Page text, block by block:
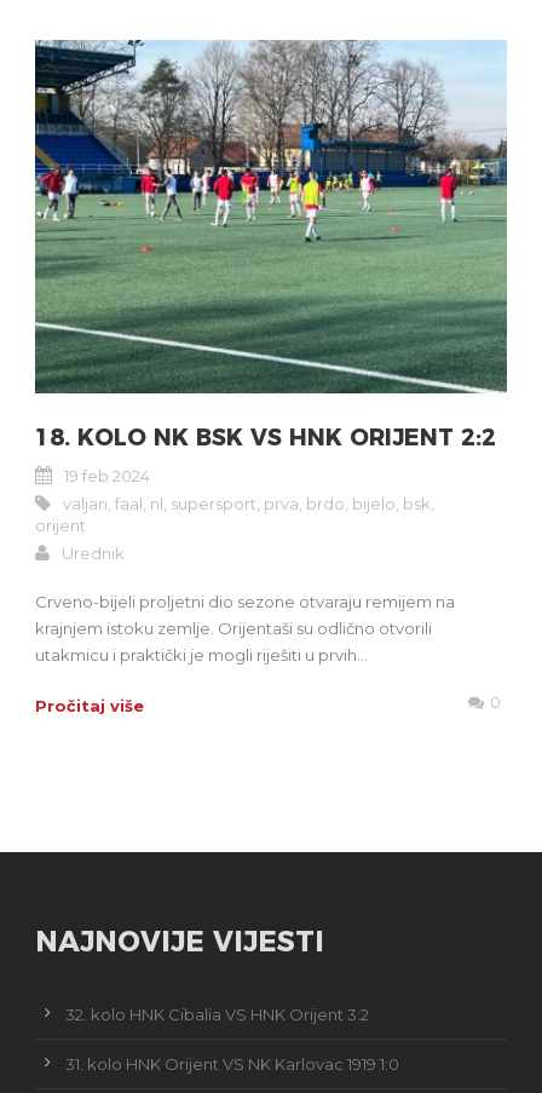
18. KOLO NK BSK VS HNK ORIJENT 2:2
19 feb 2024
valjan faal nl supersport prva brdo bijelo bsk
orijent
Urednik
Crveno-bijeli proljetni dio sezone otvaraju remijem na
krajnjem istoku zemlje. Orijentaši su odlično otvorili
utakmicu i praktički je mogli riješiti u prvih...
Pročitaj više 0
NAJNOVIJE VIJESTI
32. kolo HNK Cibalia VS HNK Orijent 3:2
31. kolo HNK Orijent VS NK Karlovac 1919 1:0